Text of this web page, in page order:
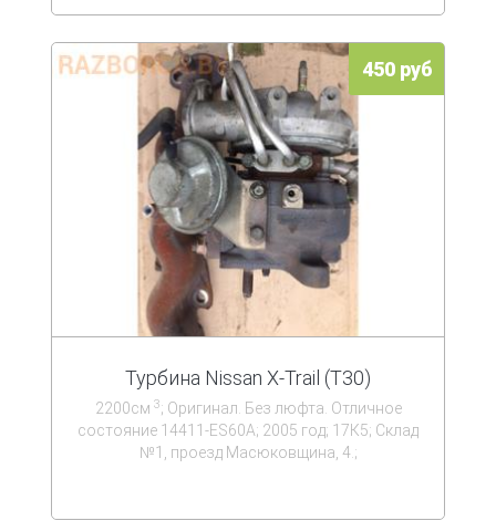
450 руб
Турбина Nissan X-Trail (T30)
2200см 3; Оригинал. Без люфта. Отличное
состояние 14411-ES60A; 2005 год; 17К5; Склад
№1, проезд Масюковщина, 4.;